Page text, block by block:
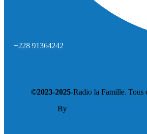
+228 91364242
©2023-2025-Radio la Famille. Tous
ByOTIYA